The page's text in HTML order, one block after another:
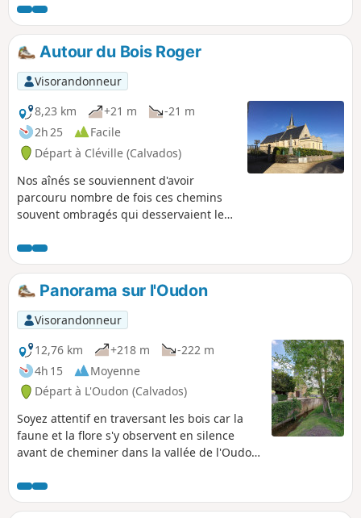
l'ensemble des remparts encerclant la
ville ainsi que les principales portes et
monuments.
Autour du Bois Roger
Visorandonneur
8,23 km
+21 m
-21 m
2h 25
Facile
Départ à Cléville (Calvados)
Nos aînés se souviennent d'avoir
parcouru nombre de fois ces chemins
souvent ombragés qui desservaient les
carriole à l'heure de la traite, les
éleveurs y faisaient remonter le bétail
depuis Croissanville, les enfants en
galoches les empruntaient pour se
rendre à l'école ou oubliaient de le faire,
les amours y naissaient...
Panorama sur l'Oudon
Visorandonneur
12,76 km
+218 m
-222 m
4h 15
Moyenne
Départ à L'Oudon (Calvados)
Soyez attentif en traversant les bois car la
faune et la flore s'y observent en silence
avant de cheminer dans la vallée de l'Oudon
pâturages.